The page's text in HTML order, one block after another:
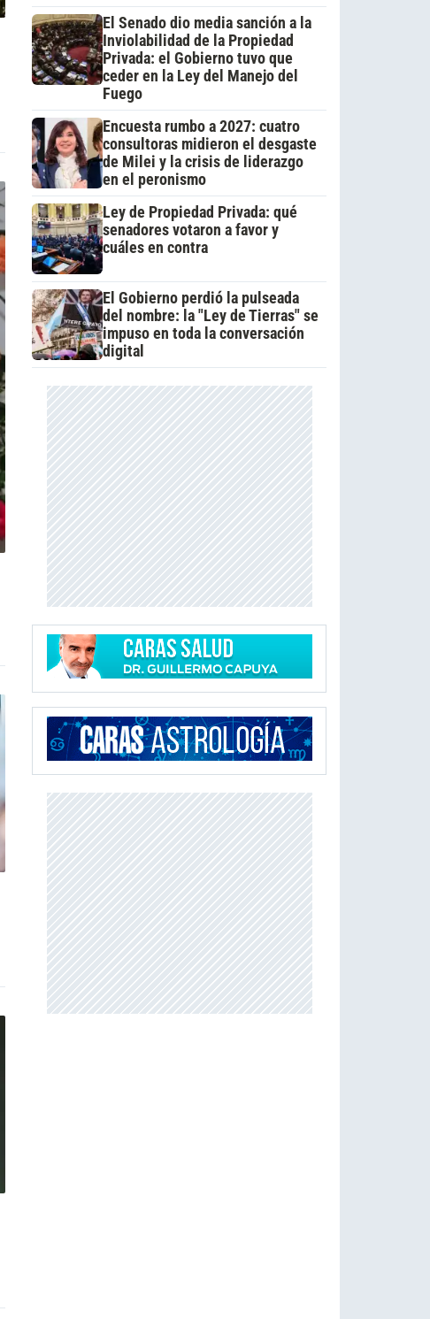
El Senado dio media sanción a la
Inviolabilidad de la Propiedad
Privada: el Gobierno tuvo que
ceder en la Ley del Manejo del
Fuego
Encuesta rumbo a 2027: cuatro
consultoras midieron el desgaste
de Milei y la crisis de liderazgo
en el peronismo
Ley de Propiedad Privada: qué
senadores votaron a favor y
cuáles en contra
El Gobierno perdió la pulseada
del nombre: la "Ley de Tierras" se
impuso en toda la conversación
digital